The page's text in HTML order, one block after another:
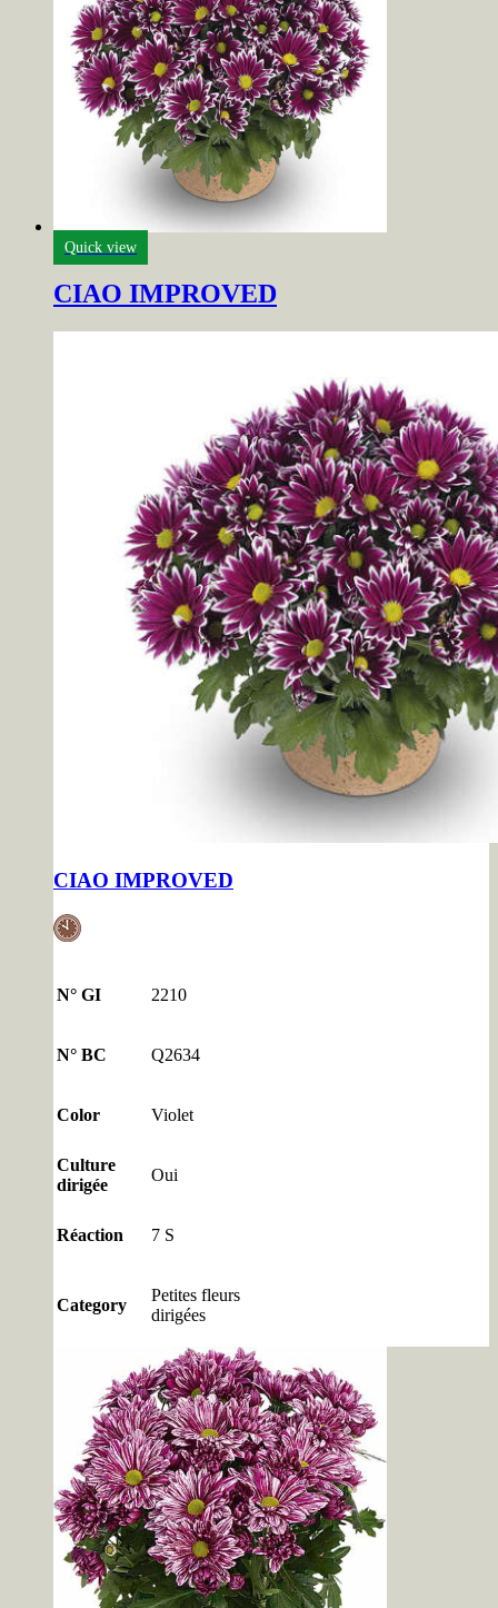
Quick view
CIAO IMPROVED
CIAO IMPROVED
N° GI 2210
N° BC Q2634
Color Violet
Culture
dirigée
Oui
Réaction 7 S
Category
Petites fleurs
dirigées